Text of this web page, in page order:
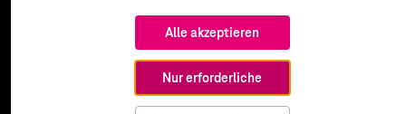
Alle akzeptieren
Nur erforderliche